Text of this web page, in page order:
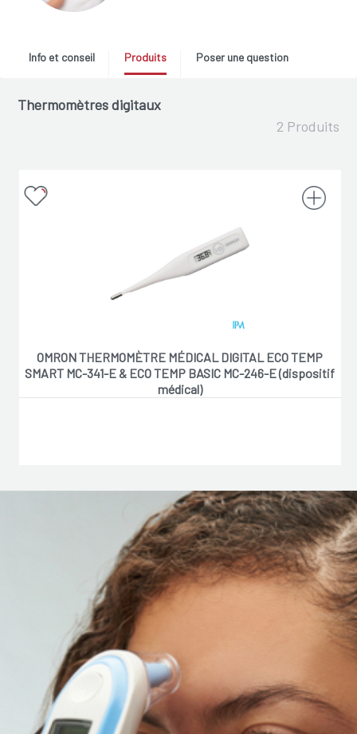
Info et conseil Produits Poser une question
Thermomètres digitaux
2 Produits
OMRON THERMOMÈTRE MÉDICAL DIGITAL ECO TEMP
SMART MC-341-E & ECO TEMP BASIC MC-246-E (dispositif
médical)